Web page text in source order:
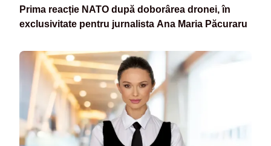
Prima reacție NATO după doborârea dronei, în
exclusivitate pentru jurnalista Ana Maria Păcuraru